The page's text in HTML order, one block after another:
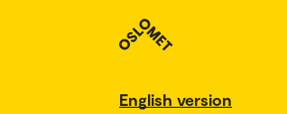
English version